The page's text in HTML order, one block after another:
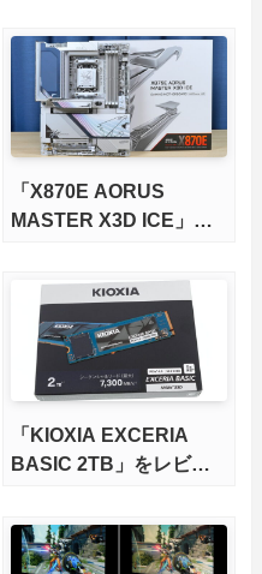
版X870Eマザーボードを
徹底検証
「X870E AORUS
MASTER X3D ICE」を
さらに高速にする完全版
X870Eマザーボードを徹
底検証
「KIOXIA EXCERIA
BASIC 2TB」をレビュ
力、高性能、高コスパを
実現！